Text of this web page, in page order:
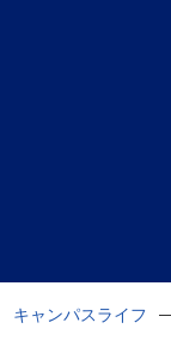
キャンパスライフ